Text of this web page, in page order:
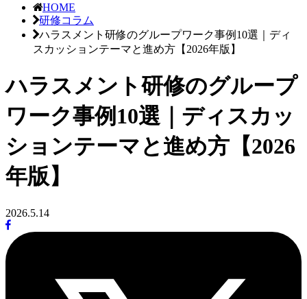
HOME
研修コラム
ハラスメント研修のグループワーク事例10選｜ディ
スカッションテーマと進め方【2026年版】
ハラスメント研修のグループ
ワーク事例10選｜ディスカッ
ションテーマと進め方【2026
年版】
2026.5.14